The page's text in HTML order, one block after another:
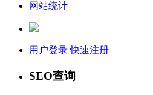
网站统计
用户登录 快速注册
SEO查询